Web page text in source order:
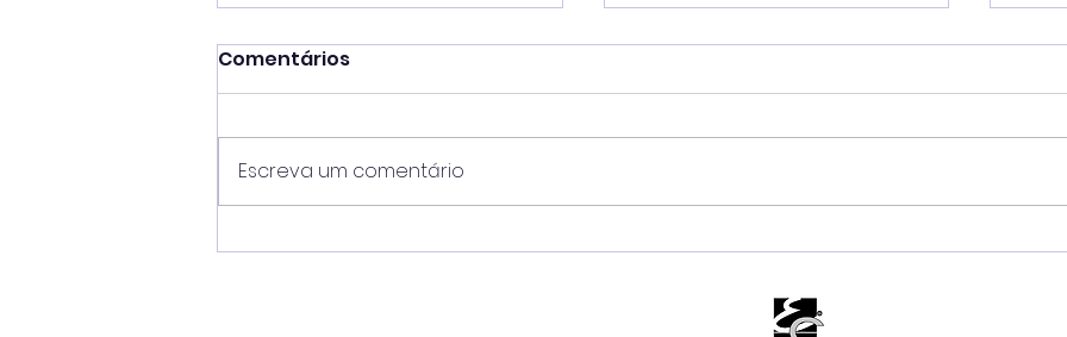
Caraguá Segura impede
Mateus Silva unifica
secretarias e amplia
Comentários
Escreva um comentário